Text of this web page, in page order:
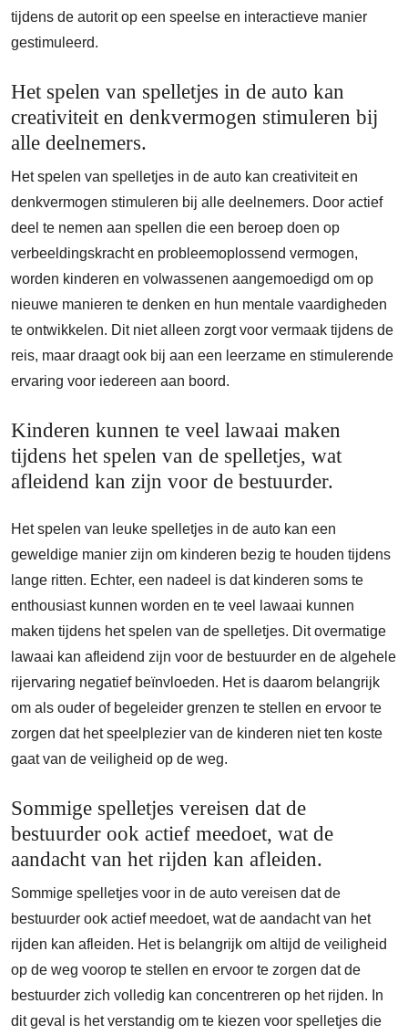
tijdens de autorit op een speelse en interactieve manier
gestimuleerd.
Het spelen van spelletjes in de auto kan
creativiteit en denkvermogen stimuleren bij
alle deelnemers.
Het spelen van spelletjes in de auto kan creativiteit en
denkvermogen stimuleren bij alle deelnemers. Door actief
deel te nemen aan spellen die een beroep doen op
verbeeldingskracht en probleemoplossend vermogen,
worden kinderen en volwassenen aangemoedigd om op
nieuwe manieren te denken en hun mentale vaardigheden
te ontwikkelen. Dit niet alleen zorgt voor vermaak tijdens de
reis, maar draagt ook bij aan een leerzame en stimulerende
ervaring voor iedereen aan boord.
Kinderen kunnen te veel lawaai maken
tijdens het spelen van de spelletjes, wat
afleidend kan zijn voor de bestuurder.
Het spelen van leuke spelletjes in de auto kan een
geweldige manier zijn om kinderen bezig te houden tijdens
lange ritten. Echter, een nadeel is dat kinderen soms te
enthousiast kunnen worden en te veel lawaai kunnen
maken tijdens het spelen van de spelletjes. Dit overmatige
lawaai kan afleidend zijn voor de bestuurder en de algehele
rijervaring negatief beïnvloeden. Het is daarom belangrijk
om als ouder of begeleider grenzen te stellen en ervoor te
zorgen dat het speelplezier van de kinderen niet ten koste
gaat van de veiligheid op de weg.
Sommige spelletjes vereisen dat de
bestuurder ook actief meedoet, wat de
aandacht van het rijden kan afleiden.
Sommige spelletjes voor in de auto vereisen dat de
bestuurder ook actief meedoet, wat de aandacht van het
rijden kan afleiden. Het is belangrijk om altijd de veiligheid
op de weg voorop te stellen en ervoor te zorgen dat de
bestuurder zich volledig kan concentreren op het rijden. In
dit geval is het verstandig om te kiezen voor spelletjes die